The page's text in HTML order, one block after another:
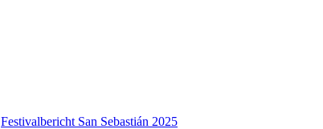
Festivalbericht San Sebastián 2025